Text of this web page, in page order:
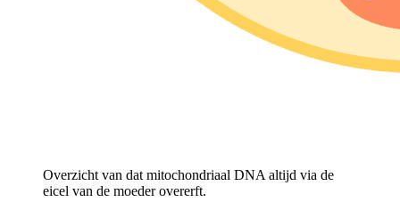
Overzicht van dat mitochondriaal DNA altijd via de
eicel van de moeder overerft.